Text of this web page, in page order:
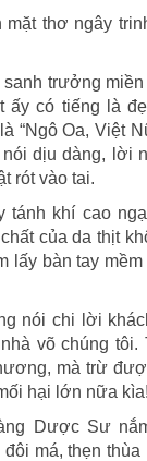
mặt thơ ngây
trưởng
ấy có tiếng là
“Ngô Oa, Việt
nói dịu dàng, lời
rót vào tai.
tánh khí cao
của da thịt
lấy bàn tay
nói chi lời
võ chúng tôi.
mà trừ
hại lớn nữa kìa!
Dược Sư
má, thẹn thùa